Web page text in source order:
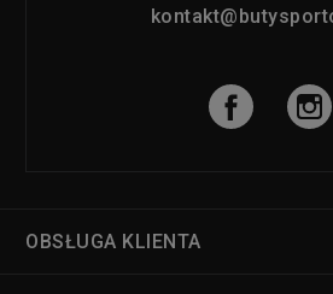
OBSŁUGA KLIENTA